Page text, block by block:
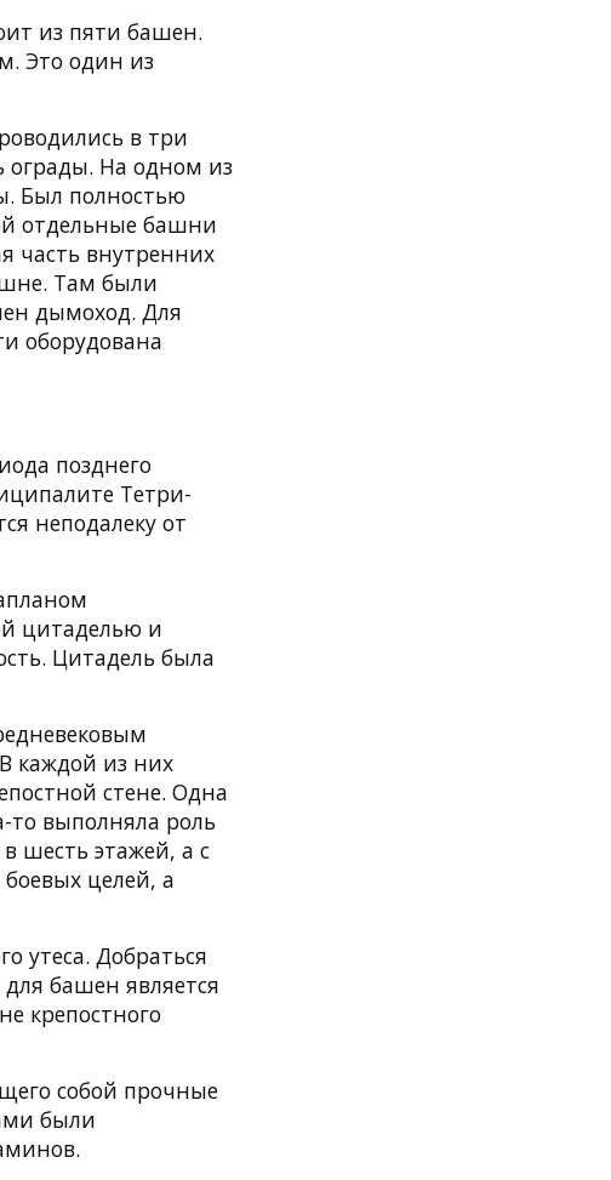
из пяти башен.
Это один из
в три
ограды. На одном из
Был полностью
отдельные башни
часть внутренних
Там были
дымоход. Для
оборудована
позднего
Тетри-
неподалеку от
цитаделью и
Цитадель была
каждой из них
стене. Одна
то выполняла роль
шесть этажей, а с
целей, а
утеса. Добраться
башен является
крепостного
собой прочные
были